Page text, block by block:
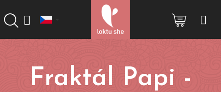
na
obsah
Fraktál Papi -